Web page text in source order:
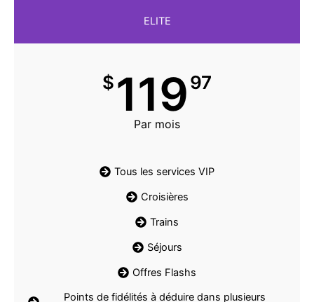
ELITE
$11997
Par mois
Tous les services VIP
Croisières
Trains
Séjours
Offres Flashs
Points de fidélités à déduire dans plusieurs